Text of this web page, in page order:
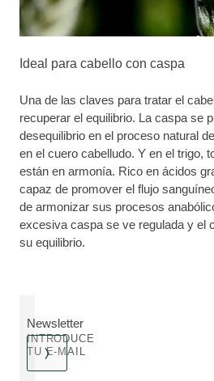
Ideal para cabello con caspa
Una de las claves para tratar el
recuperar el equilibrio. La caspa se
desequilibrio en el proceso natural
en el cuero cabelludo. Y en el trigo,
están en armonía. Rico en ácidos
capaz de promover el flujo
de armonizar sus procesos
excesiva caspa se ve regulada y el
su equilibrio.
Newsletter
INTRODUCE
TU E-MAIL